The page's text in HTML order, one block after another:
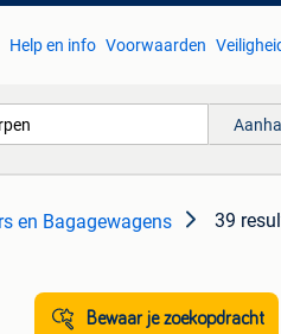
Help en info Voorwaarden
en Bagagewagens 39
Bewaar je zoekopdracht